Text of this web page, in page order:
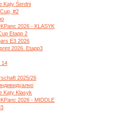
Kąty Śerdni
#2
2026 - KLASYK
Etapp 2
E3 2026
2026. Etapp3
14
2025/26
Kąty Klasyk
2026 - MIDDLE